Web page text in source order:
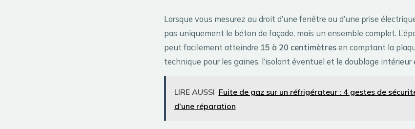
Lorsque vous mesurez au droit d’une fenêtre ou d’une prise
pas uniquement le béton de façade, mais un ensemble complet.
peut facilement atteindre 15 à 20 centimètresen comptant la
technique pour les gaines, l’isolant éventuel et le doublage intérieur
LIRE AUSSI Fuite de gaz sur un réfrigérateur : 4 gestes de
d'une réparation